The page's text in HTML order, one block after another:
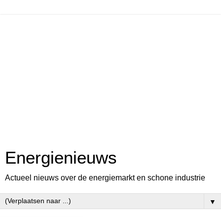
Energienieuws
Actueel nieuws over de energiemarkt en schone industrie
▼